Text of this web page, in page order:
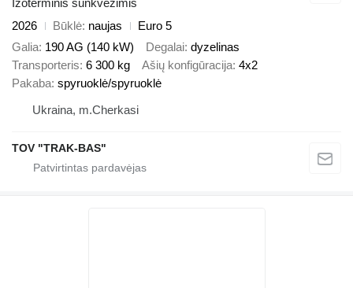
Izoterminis sunkvežimis
2026
Būklė naujas
Euro 5
Galia 190 AG (140 kW) Degalai dyzelinas
Transporteris 6 300 kg Ašių konfigūracija 4x2
Pakaba spyruoklė/spyruoklė
Ukraina, m.Cherkasi
TOV "TRAK-BAS"